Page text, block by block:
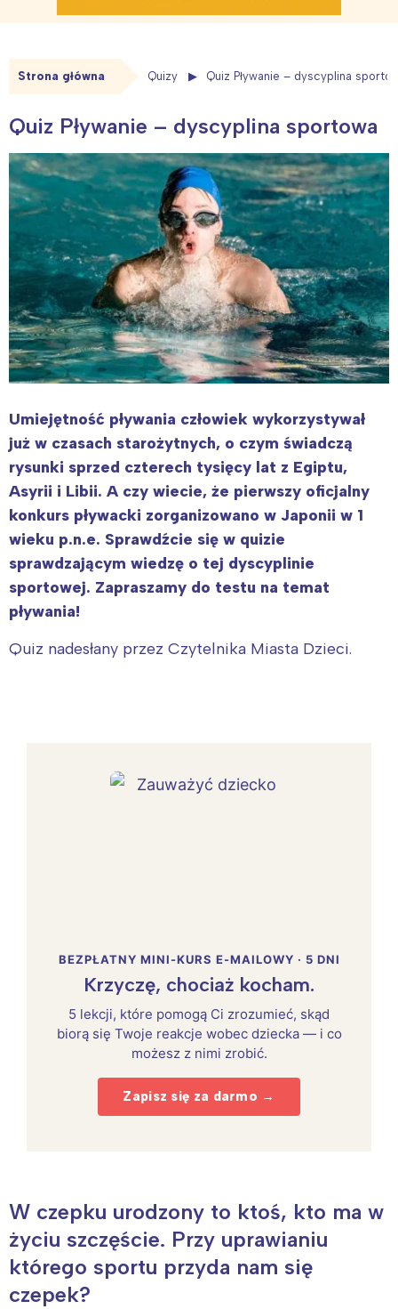
Strona główna Quizy Quiz Pływanie – dyscyplina
Quiz Pływanie – dyscyplina sportowa
Umiejętność pływania człowiek wykorzystywał
już w czasach starożytnych, o czym świadczą
rysunki sprzed czterech tysięcy lat z Egiptu,
Asyrii i Libii. A czy wiecie, że pierwszy oficjalny
konkurs pływacki zorganizowano w Japonii w 1
wieku p.n.e. Sprawdźcie się w quizie
sprawdzającym wiedzę o tej dyscyplinie
sportowej. Zapraszamy do testu na temat
pływania!
Quiz nadesłany przez Czytelnika Miasta Dzieci.
BEZPŁATNY MINI-KURS E-MAILOWY · 5 DNI
Krzyczę, chociaż kocham.
5 lekcji, które pomogą Ci zrozumieć, skąd
biorą się Twoje reakcje wobec dziecka — i co
możesz z nimi zrobić.
Zapisz się za darmo →
W czepku urodzony to ktoś, kto ma w
życiu szczęście. Przy uprawianiu
którego sportu przyda nam się
czepek?